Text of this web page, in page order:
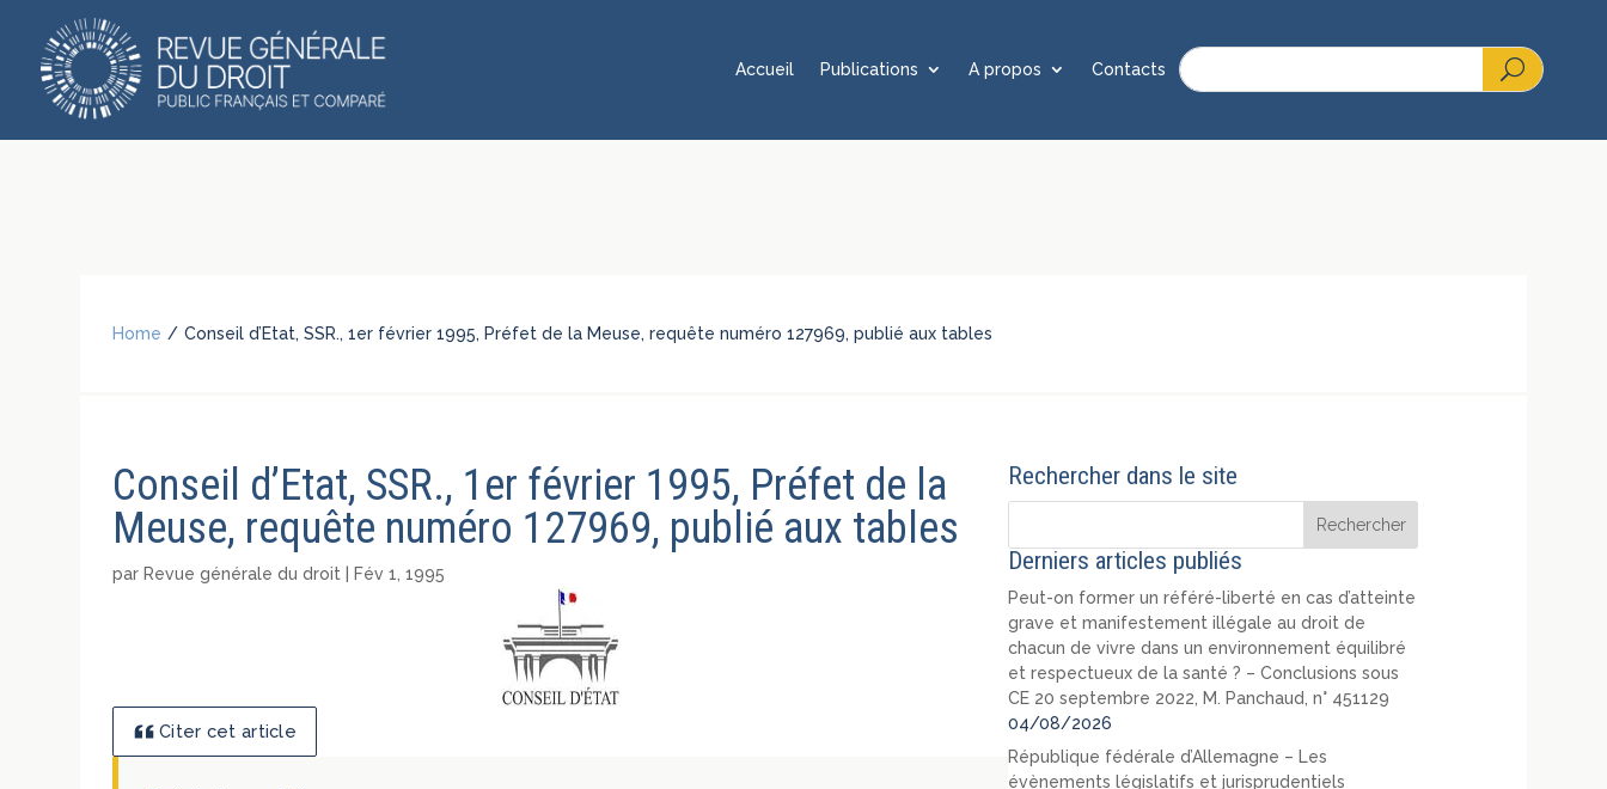
Accueil Publications A propos Contacts
Home / Conseil d’Etat, SSR., 1er février 1995, Préfet de la Meuse, requête numéro 127969, publié aux tables
Conseil d’Etat, SSR., 1er février 1995, Préfet de la
Meuse, requête numéro 127969, publié aux tables
par Revue générale du droit Fév 1, 1995
Citer cet article
Rechercher dans le site
Derniers articles publiés
Peut-on former un référé-liberté en cas d’atteinte
grave et manifestement illégale au droit de
chacun de vivre dans un environnement équilibré
et respectueux de la santé ? – Conclusions sous
CE 20 septembre 2022, M. Panchaud, n° 451129
04/08/2026
République fédérale d’Allemagne – Les
évènements législatifs et jurisprudentiels